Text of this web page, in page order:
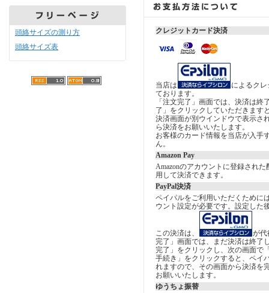
頭絡サイズの測り方
頭絡サイズ表
クレジットカード決済
当店は
によるク
ております。
「注文完了」画面では、決済は終
了」をクリックしていただきます
決済画面が別ウインドウで表示さ
ら決済をお願いいたします。
お客様のカード情報を当店が入手
ん。
Amazon Pay
Amazonのアカウントに登録され
用して決済できます。
PayPal決済
ペイパルをご利用いただくために
ウント設定が必要です。設定した
この決済は、
が代
完了」画面では、まだ決済は終了
完了」をクリックし、次の画面で
手続き」をクリックすると、ペイ
れますので、その画面から決済を
お願いいたします。
ゆうちょ振替